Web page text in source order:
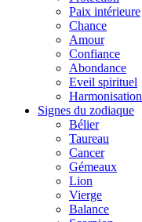
Paix intérieure
Chance
Amour
Confiance
Abondance
Eveil spirituel
Harmonisation
Signes du zodiaque
Bélier
Taureau
Cancer
Gémeaux
Lion
Vierge
Balance